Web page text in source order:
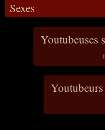
Sexes
Youtubeuses